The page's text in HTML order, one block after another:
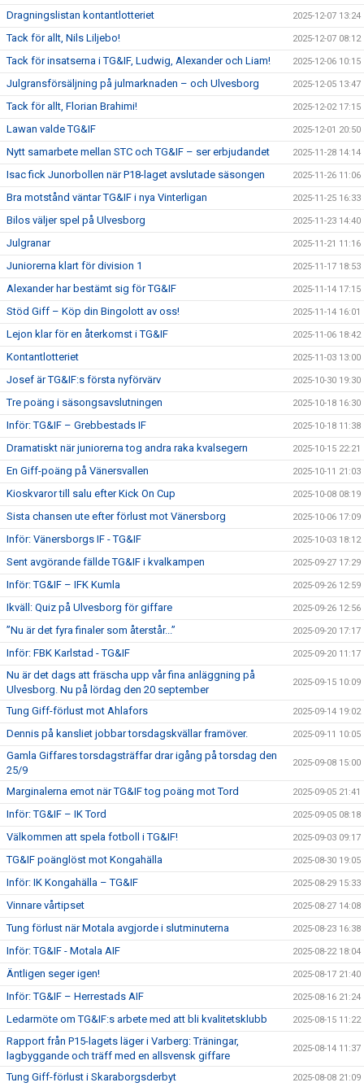
Dragningslistan kontantlotteriet 2025-12-07 13:24
Tack för allt, Nils Liljebo! 2025-12-07 08:12
Tack för insatserna i TG&IF, Ludwig, Alexander och Liam! 2025-12-06 10:15
Julgransförsäljning på julmarknaden – och Ulvesborg 2025-12-05 13:47
Tack för allt, Florian Brahimi! 2025-12-02 17:15
Lawan valde TG&IF 2025-12-01 20:50
Nytt samarbete mellan STC och TG&IF – ser erbjudandet 2025-11-28 14:14
Isac fick Junorbollen när P18-laget avslutade säsongen 2025-11-26 11:06
Bra motstånd väntar TG&IF i nya Vinterligan 2025-11-25 16:33
Bilos väljer spel på Ulvesborg 2025-11-23 14:40
Julgranar 2025-11-21 11:16
Juniorerna klart för division 1 2025-11-17 18:53
Alexander har bestämt sig för TG&IF 2025-11-14 17:15
Stöd Giff – Köp din Bingolott av oss! 2025-11-14 16:01
Lejon klar för en återkomst i TG&IF 2025-11-06 18:42
Kontantlotteriet 2025-11-03 13:00
Josef är TG&IF:s första nyförvärv 2025-10-30 19:30
Tre poäng i säsongsavslutningen 2025-10-18 16:30
Inför: TG&IF – Grebbestads IF 2025-10-18 11:38
Dramatiskt när juniorerna tog andra raka kvalsegern 2025-10-15 22:21
En Giff-poäng på Vänersvallen 2025-10-11 21:03
Kioskvaror till salu efter Kick On Cup 2025-10-08 08:19
Sista chansen ute efter förlust mot Vänersborg 2025-10-06 17:09
Inför: Vänersborgs IF - TG&IF 2025-10-03 18:12
Sent avgörande fällde TG&IF i kvalkampen 2025-09-27 17:29
Inför: TG&IF – IFK Kumla 2025-09-26 12:59
Ikväll: Quiz på Ulvesborg för giffare 2025-09-26 12:56
”Nu är det fyra finaler som återstår...” 2025-09-20 17:17
Inför: FBK Karlstad - TG&IF 2025-09-20 11:17
Nu är det dags att fräscha upp vår fina anläggning på
Ulvesborg. Nu på lördag den 20 september
2025-09-15 10:09
Tung Giff-förlust mot Ahlafors 2025-09-14 19:02
Dennis på kansliet jobbar torsdagskvällar framöver. 2025-09-11 10:05
Gamla Giffares torsdagsträffar drar igång på torsdag den
25/9
2025-09-08 15:00
Marginalerna emot när TG&IF tog poäng mot Tord 2025-09-05 21:41
Inför: TG&IF – IK Tord 2025-09-05 08:18
Välkommen att spela fotboll i TG&IF! 2025-09-03 09:17
TG&IF poänglöst mot Kongahälla 2025-08-30 19:05
Inför: IK Kongahälla – TG&IF 2025-08-29 15:33
Vinnare vårtipset 2025-08-27 14:08
Tung förlust när Motala avgjorde i slutminuterna 2025-08-23 16:38
Inför: TG&IF - Motala AIF 2025-08-22 18:04
Äntligen seger igen! 2025-08-17 21:40
Inför: TG&IF – Herrestads AIF 2025-08-16 21:24
Ledarmöte om TG&IF:s arbete med att bli kvalitetsklubb 2025-08-15 11:22
Rapport från P15-lagets läger i Varberg: Träningar,
lagbyggande och träff med en allsvensk giffare
2025-08-14 11:37
Tung Giff-förlust i Skaraborgsderbyt 2025-08-08 21:09